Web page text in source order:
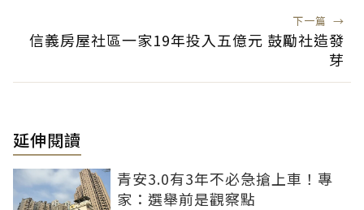
下一篇 →
信義房屋社區一家19年投入五億元 鼓勵社造發
芽
延伸閱讀
青安3.0有3年不必急搶上車！專
家：選舉前是觀察點